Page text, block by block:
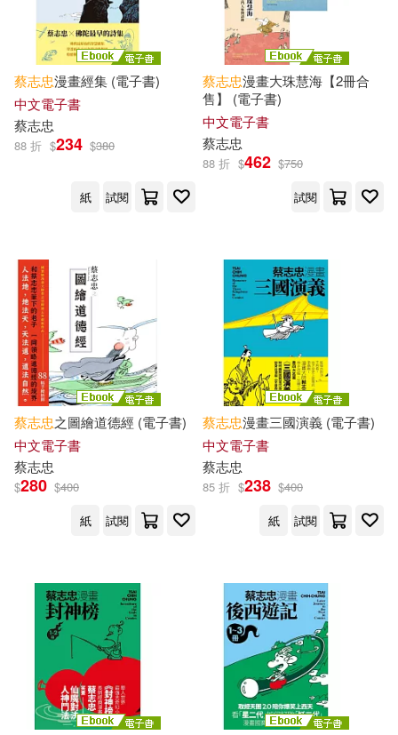
蔡志忠漫畫經集 (電子書)
中文電子書
蔡志忠
88 折 $234 $380
紙 試閱
蔡志忠漫畫大珠慧海【2冊合
售】 (電子書)
中文電子書
蔡志忠
88 折 $462 $750
試閱
蔡志忠之圖繪道德經 (電子書)
中文電子書
蔡志忠
$280 $400
紙
試閱
蔡志忠漫畫三國演義 (電子書)
中文電子書
蔡志忠
85 折 $238 $400
紙
試閱